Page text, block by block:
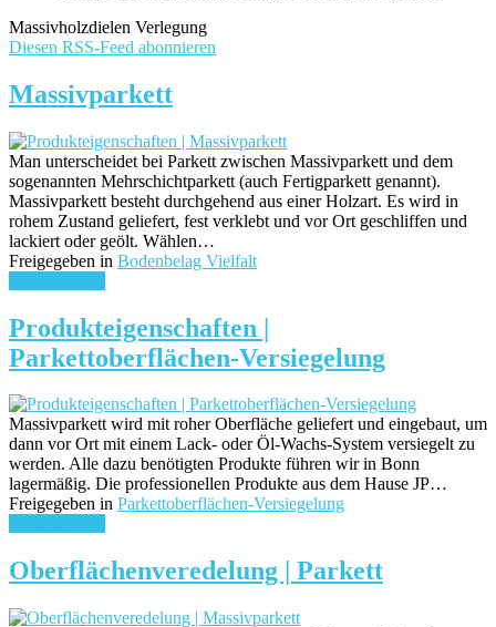
Massivholzdielen Verlegung
Diesen RSS-Feed abonnieren
Massivparkett
Man unterscheidet bei Parkett zwischen Massivparkett und dem
sogenannten Mehrschichtparkett (auch Fertigparkett genannt).
Massivparkett besteht durchgehend aus einer Holzart. Es wird in
rohem Zustand geliefert, fest verklebt und vor Ort geschliffen und
lackiert oder geölt. Wählen…
Freigegeben in Bodenbelag Vielfalt
Produkteigenschaften |
Parkettoberflächen-Versiegelung
Massivparkett wird mit roher Oberfläche geliefert und eingebaut, um
dann vor Ort mit einem Lack- oder Öl-Wachs-System versiegelt zu
werden. Alle dazu benötigten Produkte führen wir in Bonn
lagermäßig. Die professionellen Produkte aus dem Hause JP…
Freigegeben in Parkettoberflächen-Versiegelung
Oberflächenveredelung | Parkett